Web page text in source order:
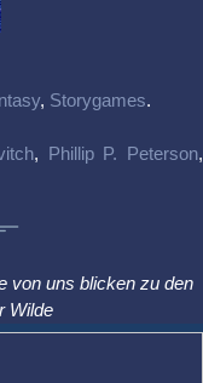
, Storygames.
, Phillip P. Peterson,
von uns blicken zu den
Wilde